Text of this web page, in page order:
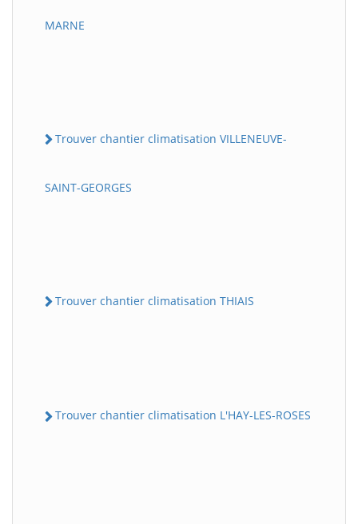
MARNE
Trouver chantier climatisation VILLENEUVE-
SAINT-GEORGES
Trouver chantier climatisation THIAIS
Trouver chantier climatisation L'HAY-LES-ROSES